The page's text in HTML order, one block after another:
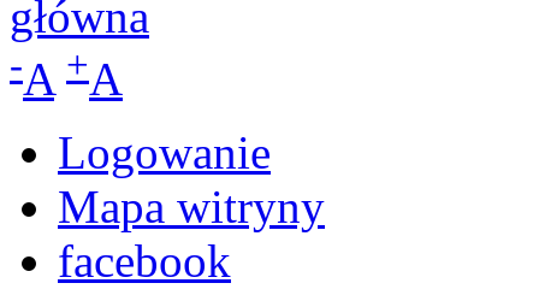
-A +A
Logowanie
Mapa witryny
facebook